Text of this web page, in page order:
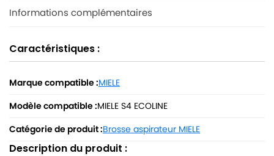
Informations complémentaires
Caractéristiques :
Marque compatible :MIELE
Modèle compatible :MIELE S4 ECOLINE
Catégorie de produit :Brosse aspirateur MIELE
Description du produit :